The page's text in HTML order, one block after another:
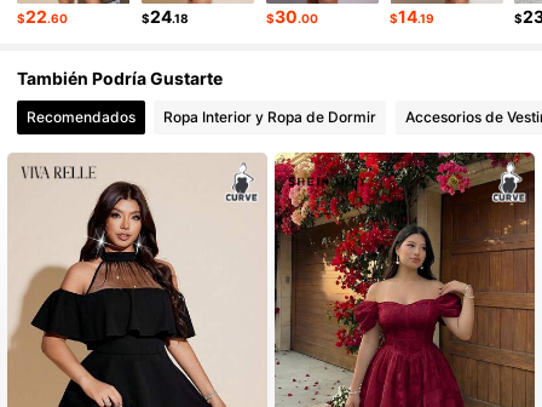
$22.60 $24.18 $30.00 $14.19 $
También Podría Gustarte
Recomendados Ropa Interior y Ropa de Dormir Accesorios de